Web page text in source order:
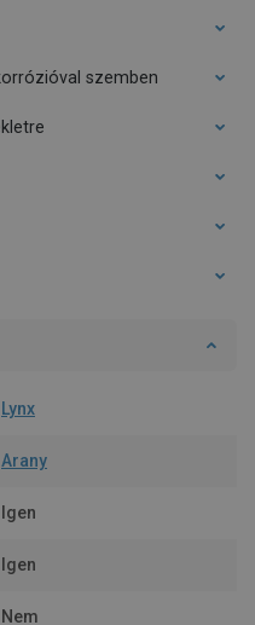
szemben
Lynx
Arany
Igen
Igen
Nem